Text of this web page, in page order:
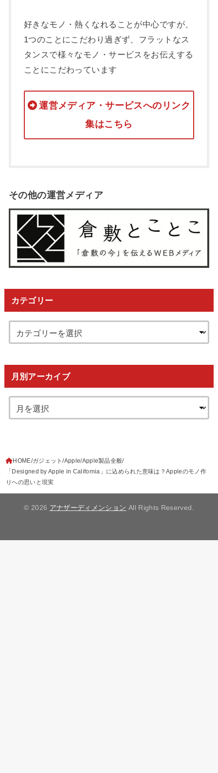
好きなモノ・熱くなれることが中心ですが、
1つのことにこだわり過ぎず、フラットなス
タンスで様々なモノ・サービスをお伝えする
ことにこだわっています
運営メディア・サービスへのリンク
集はこちら
その他の運営メディア
カテゴリー
月別アーカイブ
HOME ガジェット Apple Apple製品全般
「Designed by Apple in California」に込められた意味は？Appleのモノ作
りへの思いと現実
© 2026 アナザーディメンション All Rights Reserved.